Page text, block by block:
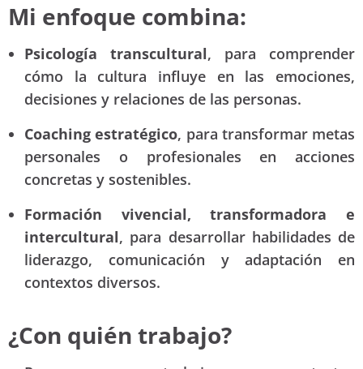
Mi enfoque combina:
Psicología transcultural, para comprender
cómo la cultura influye en las emociones,
decisiones y relaciones de las personas.
Coaching estratégico, para transformar metas
personales o profesionales en acciones
concretas y sostenibles.
Formación vivencial, transformadora e
intercultural, para desarrollar habilidades de
liderazgo, comunicación y adaptación en
contextos diversos.
¿Con quién trabajo?